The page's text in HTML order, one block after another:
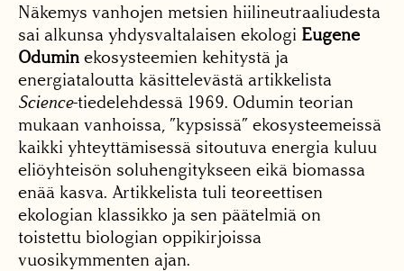
Näkemys vanhojen metsien hiilineutraaliudesta
sai alkunsa yhdysvaltalaisen ekologi Eugene
Odumin ekosysteemien kehitystä ja
energiataloutta käsittelevästä artikkelista
Science-tiedelehdessä 1969. Odumin teorian
mukaan vanhoissa, ”kypsissä” ekosysteemeissä
kaikki yhteyttämisessä sitoutuva energia kuluu
eliöyhteisön soluhengitykseen eikä biomassa
enää kasva. Artikkelista tuli teoreettisen
ekologian klassikko ja sen päätelmiä on
toistettu biologian oppikirjoissa
vuosikymmenten ajan.